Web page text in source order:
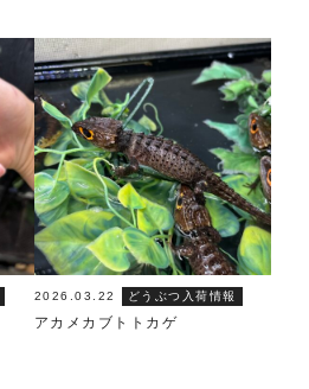
2026.03.22 どうぶつ入荷情報
アカメカブトトカゲ